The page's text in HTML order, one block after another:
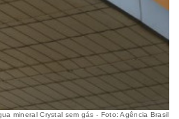
mineral Crystal sem gás - Foto: Agência Brasil